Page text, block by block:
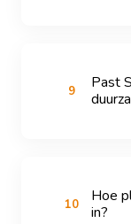
9
Past
10
Hoe
in?